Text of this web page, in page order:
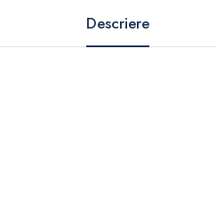
Descriere